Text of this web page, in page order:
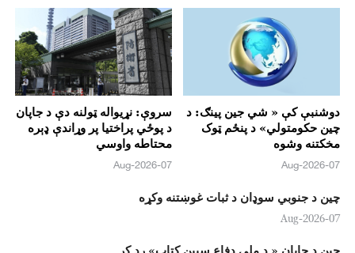
سروې: نړیواله ټولنه دې د جاپان
د پوځي پراختیا پر وړاندې ډېره
محتاطه واوسي
07-Aug-2026
دوشنبې کې « شي جين پینګ: د
چين حکومتولي» د پنځم ټوک
مخکتنه وشوه
07-Aug-2026
چین د جنوبي سوډان د ثبات غوښتنه وکړه
07-Aug-2026
چين د جاپان « د ملي دفاع سپين کتاب» رد کړ